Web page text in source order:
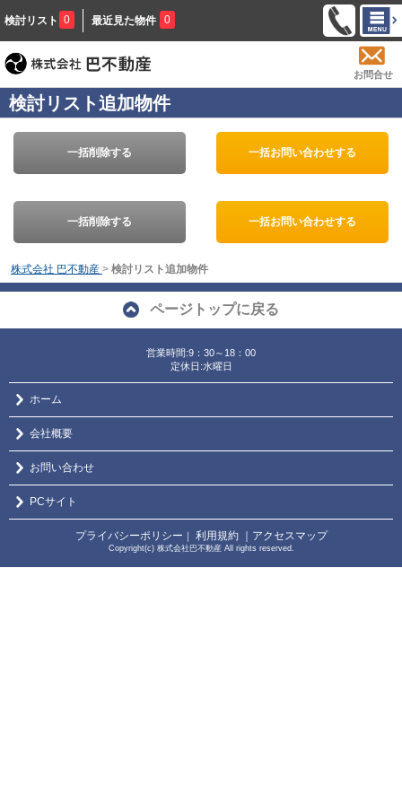
検討リスト 0 最近見た物件 0
お問合せ
検討リスト追加物件
一括削除する 一括お問い合わせする
一括削除する 一括お問い合わせする
株式会社 巴不動産 > 検討リスト追加物件
ページトップに戻る
営業時間:9：30～18：00
定休日:水曜日
ホーム
会社概要
お問い合わせ
PCサイト
プライバシーポリシー ｜ 利用規約 ｜アクセスマップ
Copyright(c) 株式会社巴不動産 All rights reserved.